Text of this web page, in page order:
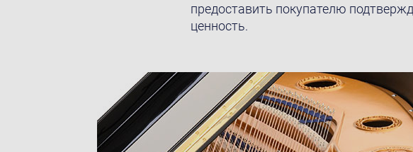
предоставить покупателю
ценность.